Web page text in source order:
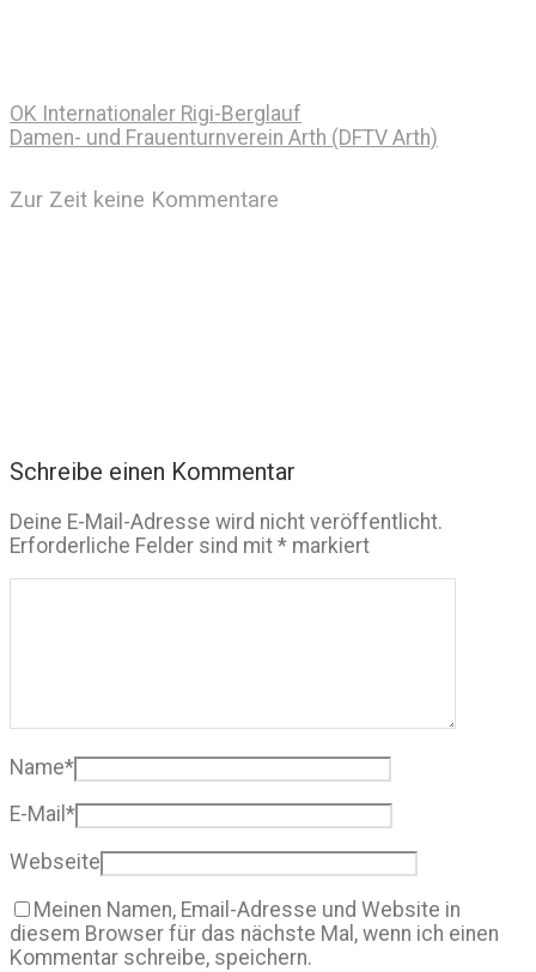
OK Internationaler Rigi-Berglauf
Damen- und Frauenturnverein Arth (DFTV Arth)
Zur Zeit keine Kommentare
Schreibe einen Kommentar
Deine E-Mail-Adresse wird nicht veröffentlicht.
Erforderliche Felder sind mit * markiert
Name*
E-Mail *
Webseite
Meinen Namen, Email-Adresse und Website in
diesem Browser für das nächste Mal, wenn ich einen
Kommentar schreibe, speichern.